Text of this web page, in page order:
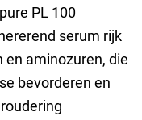
PL 100
serum rijk
aminozuren, die
bevorderen en